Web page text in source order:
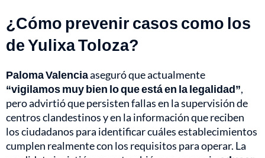
¿Cómo prevenir casos como los
de Yulixa Toloza?
Paloma Valenciaaseguró que actualmente
“vigilamos muy bien lo que está en la legalidad”,
pero advirtió que persisten fallas en la supervisión de
centros clandestinos y en la información que reciben
los ciudadanos para identificar cuáles establecimientos
cumplen realmente con los requisitos para operar. La